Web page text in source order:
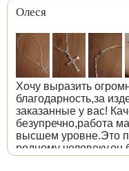
Олеся
Хочу выразить
благодарность,за
заказанные у вас!
безупречно,работа
высшем уровне.Это
родному человеку,он